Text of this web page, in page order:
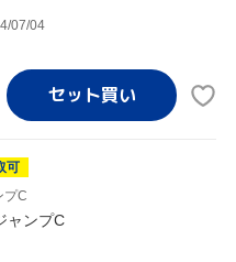
07/04
可
プC
ャンプC